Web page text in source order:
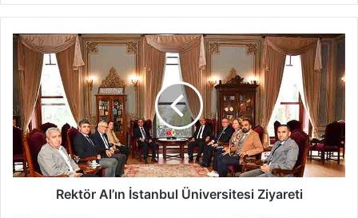
Rektör
Al’ın
İstanbul
Üniversitesi
Ziyareti
Rektör Al’ın İstanbul Üniversitesi Ziyareti